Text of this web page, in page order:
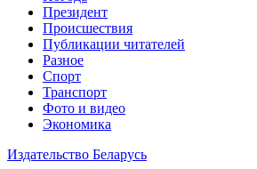
Президент
Происшествия
Публикации читателей
Разное
Спорт
Транспорт
Фото и видео
Экономика
Издательство Беларусь